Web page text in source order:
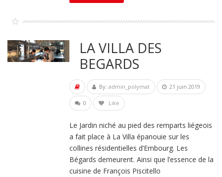
LA VILLA DES
BEGARDS
By:admin_polymat 21 juin 2019
0 Like
Le Jardin niché au pied des remparts liégeois
a fait place à La Villa épanouie sur les
collines résidentielles d’Embourg. Les
Bégards demeurent. Ainsi que l’essence de la
cuisine de François Piscitello